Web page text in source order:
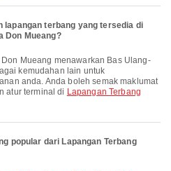
lapangan terbang yang tersedia di
Don Mueang?
kemudahan lain untuk
anda. Anda boleh semak maklumat
atur terminal di Lapangan Terbang
popular dari Lapangan Terbang